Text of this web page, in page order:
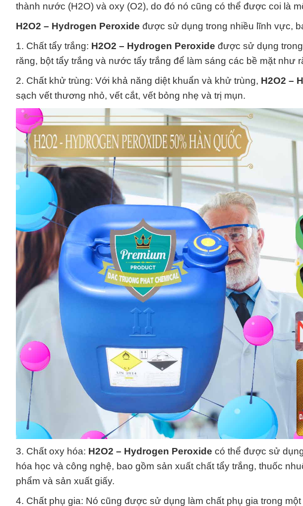
thành nước (H2O) và oxy (O2), do đó nó cũng có thể được coi là
H2O2 – Hydrogen Peroxide được sử dụng trong nhiều lĩnh vực,
1. Chất tẩy trắng: H2O2 – Hydrogen Peroxide được sử dụng
răng, bột tẩy trắng và nước tẩy trắng để làm sáng các bề mặt như
2. Chất khử trùng: Với khả năng diệt khuẩn và khử trùng, H2O2 –
sạch vết thương nhỏ, vết cắt, vết bỏng nhẹ và trị mụn.
3. Chất oxy hóa: H2O2 – Hydrogen Peroxide có thể được sử
hóa học và công nghệ, bao gồm sản xuất chất tẩy trắng, thuốc
phẩm và sản xuất giấy.
4. Chất phụ gia: Nó cũng được sử dụng làm chất phụ gia trong